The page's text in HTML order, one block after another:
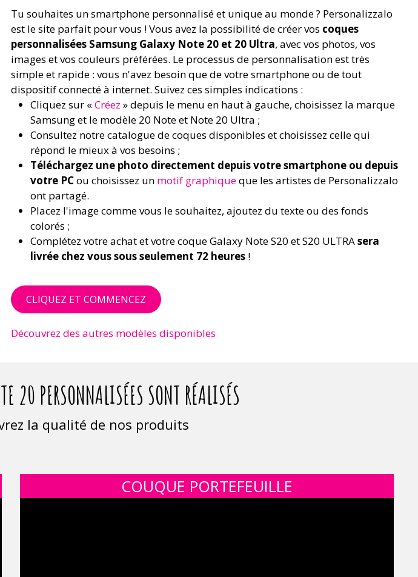
Tu souhaites un smartphone personnalisé et unique au monde ? Personalizzalo
est le site parfait pour vous ! Vous avez la possibilité de créer vos coques
personnalisées Samsung Galaxy Note 20 et 20 Ultra, avec vos photos, vos
images et vos couleurs préférées. Le processus de personnalisation est très
simple et rapide : vous n'avez besoin que de votre smartphone ou de tout
dispositif connecté à internet. Suivez ces simples indications :
Cliquez sur «Créez » depuis le menu en haut à gauche, choisissez la marque
Samsung et le modèle 20 Note et Note 20 Ultra ;
Consultez notre catalogue de coques disponibles et choisissez celle qui
répond le mieux à vos besoins ;
Téléchargez une photo directement depuis votre smartphone ou depuis
votre PCou choisissez un motif graphiqueque les artistes de Personalizzalo
ont partagé.
Placez l'image comme vous le souhaitez, ajoutez du texte ou des fonds
colorés ;
Complétez votre achat et votre coque Galaxy Note S20 et S20 ULTRAsera
livrée chez vous sous seulement 72 heures !
CLIQUEZ ET COMMENCEZ
Découvrez des autres modèles disponibles
20 PERSONNALISÉES SONT RÉALISÉS
la qualité de nos produits
COUQUE PORTEFEUILLE